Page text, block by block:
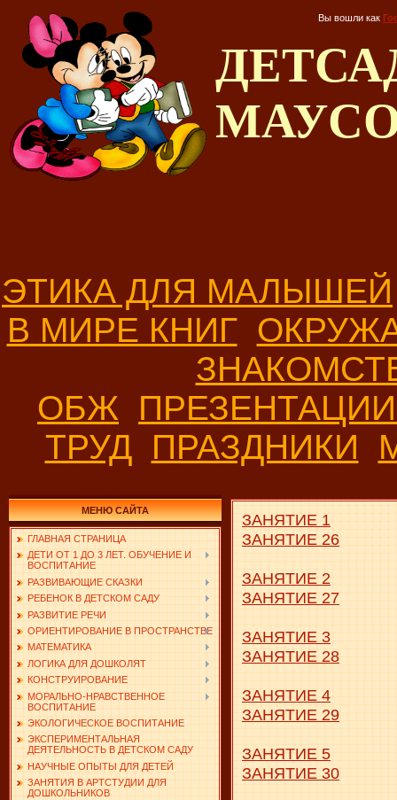
Вы вошли как
ЭТИКА ДЛЯ МАЛЫШЕЙ
В МИРЕ КНИГ
ОБЖ
ТРУД ПРАЗДНИКИ
МЕНЮ САЙТА
ГЛАВНАЯ СТРАНИЦА
ДЕТИ ОТ 1 ДО 3 ЛЕТ. ОБУЧЕНИЕ И
ВОСПИТАНИЕ
РАЗВИВАЮЩИЕ СКАЗКИ
РЕБЕНОК В ДЕТСКОМ САДУ
РАЗВИТИЕ РЕЧИ
ОРИЕНТИРОВАНИЕ В ПРОСТРАНСТВЕ
МАТЕМАТИКА
ЛОГИКА ДЛЯ ДОШКОЛЯТ
КОНСТРУИРОВАНИЕ
МОРАЛЬНО-НРАВСТВЕННОЕ
ВОСПИТАНИЕ
ЭКОЛОГИЧЕСКОЕ ВОСПИТАНИЕ
ЭКСПЕРИМЕНТАЛЬНАЯ
ДЕЯТЕЛЬНОСТЬ В ДЕТСКОМ САДУ
НАУЧНЫЕ ОПЫТЫ ДЛЯ ДЕТЕЙ
ЗАНЯТИЯ В АРТСТУДИИ ДЛЯ
ДОШКОЛЬНИКОВ
ЗАНЯТИЕ 1
ЗАНЯТИЕ 26
ЗАНЯТИЕ 2
ЗАНЯТИЕ 27
ЗАНЯТИЕ 3
ЗАНЯТИЕ 28
ЗАНЯТИЕ 4
ЗАНЯТИЕ 29
ЗАНЯТИЕ 5
ЗАНЯТИЕ 30